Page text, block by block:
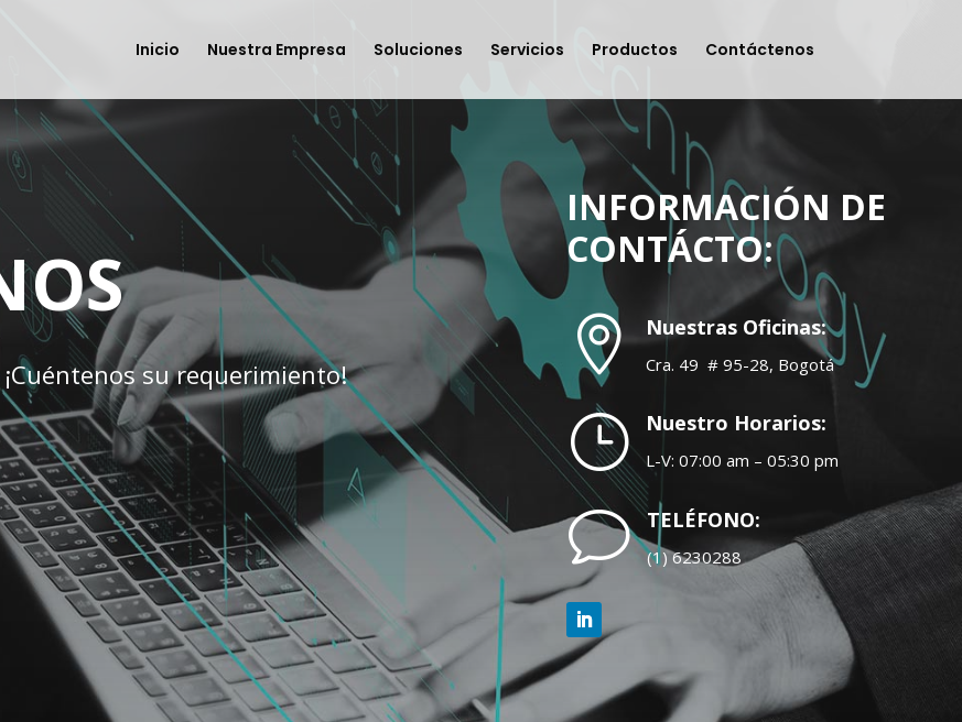
Inicio Nuestra Empresa Soluciones Servicios Productos Contáctenos
su requerimiento!
INFORMACIÓN DE
CONTÁCTO:
 Nuestras Oficinas:
Cra. 49 # 95-28, Bogotá
} Nuestro Horarios:
L-V: 07:00 am – 05:30 pm
v TELÉFONO:
(1) 6230288